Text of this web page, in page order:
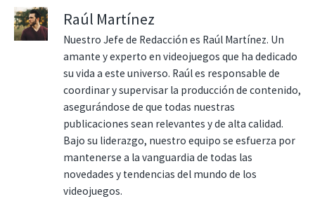
Raúl Martínez
Nuestro Jefe de Redacción es Raúl Martínez. Un
amante y experto en videojuegos que ha dedicado
su vida a este universo. Raúl es responsable de
coordinar y supervisar la producción de contenido,
asegurándose de que todas nuestras
publicaciones sean relevantes y de alta calidad.
Bajo su liderazgo, nuestro equipo se esfuerza por
mantenerse a la vanguardia de todas las
novedades y tendencias del mundo de los
videojuegos.